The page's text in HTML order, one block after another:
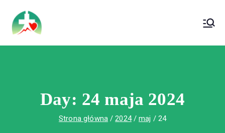
treści
Wojewódzki Szpital Specjalistyczny im.
Św. Rafała w Czerwonej Górze
Day: 24 maja 2024
Strona główna 2024 maj 24